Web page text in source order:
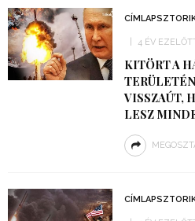
4 ÉV
KITÖRT A
VISSZAÚT,
LESZ